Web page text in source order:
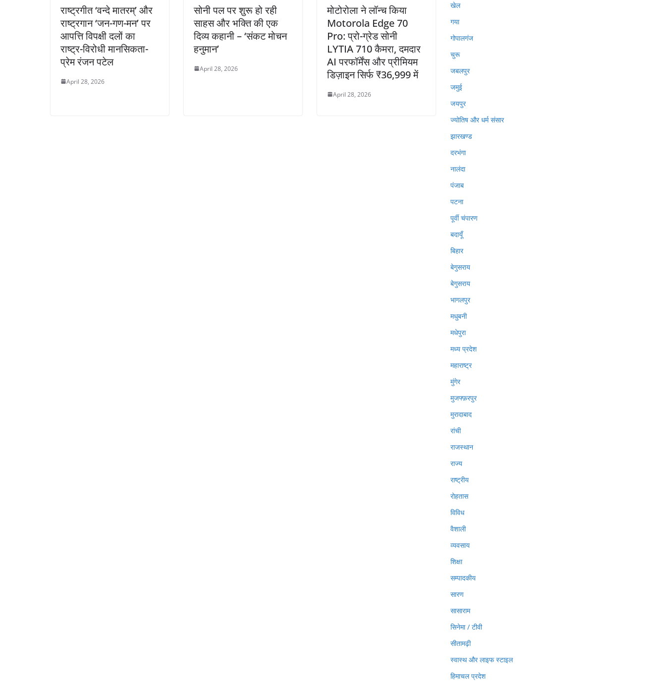
राष्ट्रगीत ‘वन्दे मातरम्’ और
राष्ट्रगान ‘जन-गण-मन’ पर
आपत्ति विपक्षी दलों का
राष्ट्र-विरोधी मानसिकता-
प्रेम रंजन पटेल
April 28, 2026
सोनी पल पर शुरू हो रही
साहस और भक्ति की एक
दिव्य कहानी – ‘संकट मोचन
हनुमान’
April 28, 2026
मोटोरोला ने लॉन्च किया
Motorola Edge 70
Pro: प्रो-ग्रेड सोनी
LYTIA 710 कैमरा, दमदार
AI परफॉर्मेंस और प्रीमियम
डिज़ाइन सिर्फ ₹36,999 में
April 28, 2026
खेल
गया
गोपालगंज
चुरू
जबलपुर
जमुई
जयपुर
ज्योतिष और धर्म संसार
झारखण्ड
दरभंगा
नालंदा
पंजाब
पटना
पूर्वी चंपारण
बदायूँ
बिहार
बेगुसराय
बेगुसराय
भागलपुर
मधुबनी
मधेपुरा
मध्य प्रदेश
महाराष्ट्र
मुंगेर
मुजफ्फ़रपुर
मुरादाबाद
रांची
राजस्थान
राज्य
राष्ट्रीय
रोहतास
विविध
वैशाली
व्यवसाय
शिक्षा
सम्पादकीय
सारण
सासाराम
सिनेमा / टीवी
सीतामढ़ी
स्वास्थ और लाइफ स्टाइल
हिमाचल प्रदेश